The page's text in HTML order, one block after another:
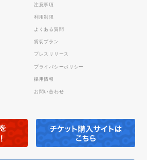
注意事項
利用制限
よくある質問
貸切プラン
プレスリリース
プライバシーポリシー
採用情報
お問い合わせ